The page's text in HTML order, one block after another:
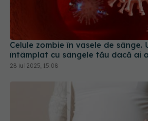
Celule zombie în vasele de sânge.
întâmplat cu sângele tău dacă ai
28 iul 2025, 15:08